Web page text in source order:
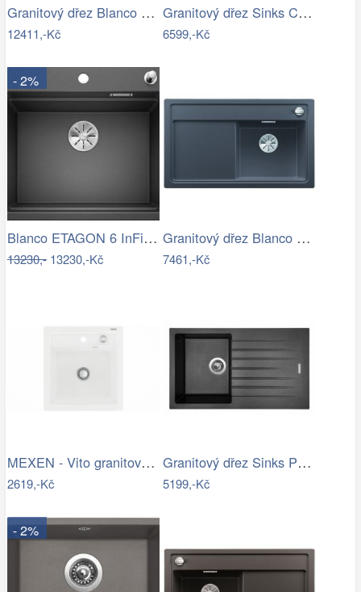
Granitový dřez Blanco COLLECTIS 6 S…
12411,-Kč
Granitový dřez Sinks CUBE 410 Metalblack
6599,-Kč
- 2%
Blanco ETAGON 6 InFino Silgranit…
13230,-13230,-Kč
Granitový dřez Blanco ZENAR 45 S InFino…
7461,-Kč
MEXEN - Vito granitový dřez 1 520x490…
2619,-Kč
Granitový dřez Sinks PERFECTO 860…
5199,-Kč
- 2%